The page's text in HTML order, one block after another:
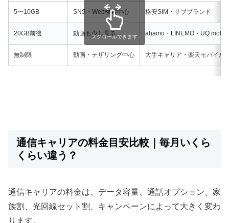
5〜10GB SNS・Web検索中心 格安SIM・サブブランド
20GB前後 動画も少し見る ahamo・LINEMO・UQ
無制限 動画・テザリング中心 大手キャリア・楽天モバイル
スクロールできます
通信キャリアの料金目安比較｜毎月いくら
くらい違う？
通信キャリアの料金は、データ容量、通話オプション、家
族割、光回線セット割、キャンペーンによって大きく変わ
ります。